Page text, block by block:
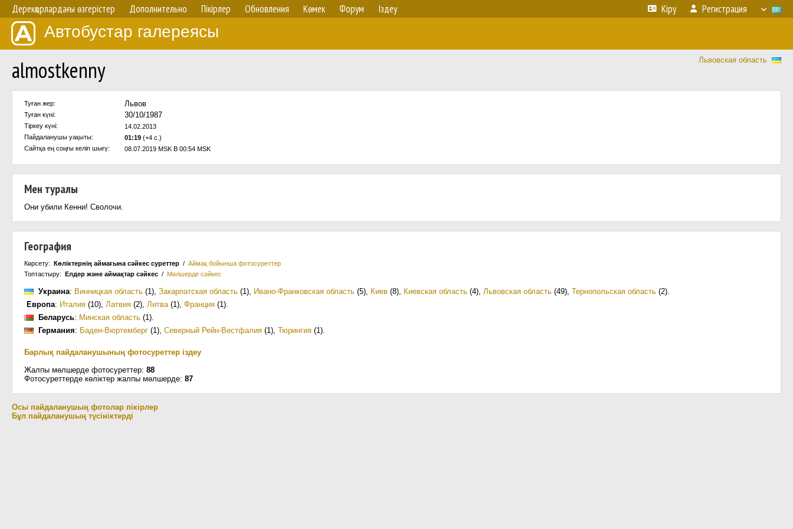
Дерекқорлардағы өзгерістер Дополнительно Пікірлер Обновления Көмек Форум Іздеу Кіру Регистрация
Автобустар галереясы
Львовская область
almostkenny
Туған жер: Львов
Туған күні: 30/10/1987
Тіркеу күні:
14.02.2013
Пайдаланушы уақыты:
01:19 (+4 с.)
Сайтқа ең соңғы келіп шығү:
08.07.2019 MSK В 00:54 MSK
Мен туралы
Они убили Кенни! Сволочи.
География
Көрсету: Көліктернің аймағына сәйкес суреттер / Аймақ бойынша фотосуреттер
Топтастыру: Елдер және аймақтар сәйкес / Мөлшерде сәйкес
Украина: Винницкая область (1), Закарпатская область (1), Ивано-Франковская область (5), Киев (8), Киевская область (4), Львовская область (49), Тернопольская область (2).
Европа: Италия (10), Латвия (2), Литва(1), Франция (1).
Беларусь: Минская область (1).
Германия: Баден-Вюртемберг (1), Северный Рейн-Вестфалия (1), Тюрингия (1).
Барлық пайдаланушының фотосуреттер іздеу
Жалпы мөлшерде фотосуреттер: 88
Фотосуреттерде көліктер жалпы мөлшерде: 87
Осы пайдаланушың фотолар пікірлер
Бұл пайдаланушың түсініктерді